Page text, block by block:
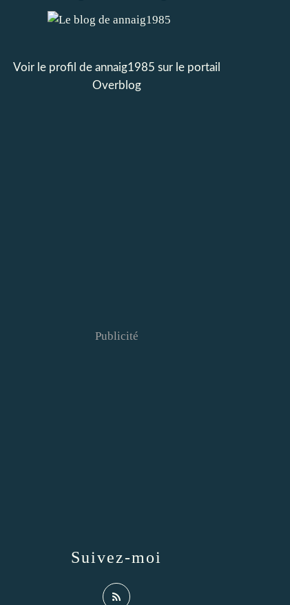
Voir le profil de annaig1985 sur le portail
Overblog
Suivez-moi
Publicité